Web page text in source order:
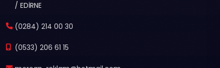
/ EDİRNE
(0284) 214 00 30
(0533) 206 61 15